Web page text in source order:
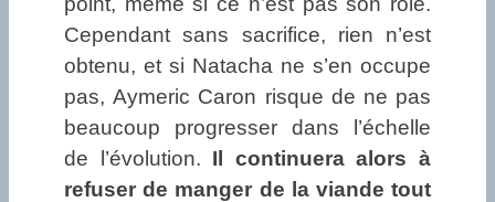
Cependant sans sacrifice, rien n’est
obtenu, et si Natacha ne s’en occupe
pas, Aymeric Caron risque de ne pas
beaucoup progresser dans l’échelle
de l’évolution. Il continuera alors à
refuser de manger de la viande tout